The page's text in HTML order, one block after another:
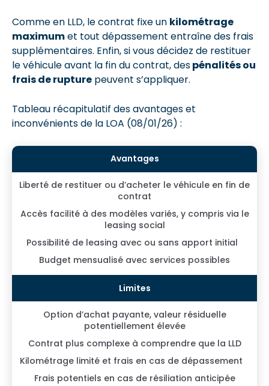
Comme en LLD, le contrat fixe un kilométrage
maximumet tout dépassement entraîne des frais
supplémentaires. Enfin, si vous décidez de restituer
le véhicule avant la fin du contrat, despénalités ou
frais de rupture peuvent s’appliquer.
Tableau récapitulatif des avantages et
inconvénients de la LOA (08/01/26) :
Liberté de restituer ou d’acheter le véhicule en fin de
contrat
Accès facilité à des modèles variés, y compris via le
leasing social
Possibilité de leasing avec ou sans apport initial
Budget mensualisé avec services possibles
Option d’achat payante, valeur résiduelle
potentiellement élevée
Contrat plus complexe à comprendre que la LLD
Kilométrage limité et frais en cas de dépassement
Frais potentiels en cas de résiliation anticipée